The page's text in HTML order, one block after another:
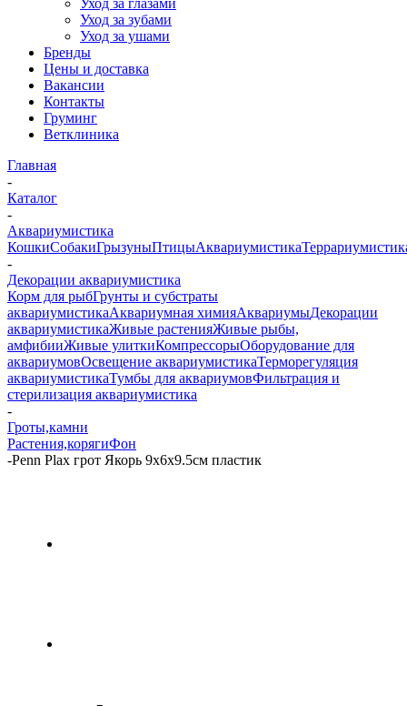
Уход за глазами
Уход за зубами
Уход за ушами
Бренды
Цены и доставка
Вакансии
Контакты
Груминг
Ветклиника
Главная
-
Каталог
-
Аквариумистика
КошкиСобакиГрызуныПтицыАквариумистика
-
Декорации аквариумистика
Корм для рыбГрунты и субстраты
аквариумистикаАквариумная химияАквариумыДекорации
аквариумистикаЖивые растенияЖивые рыбы,
амфибииЖивые улиткиКомпрессорыОборудование для
аквариумовОсвещение аквариумистикаТерморегуляция
аквариумистикаТумбы для аквариумовФильтрация и
стерилизация аквариумистика
-
Гроты,камни
Растения,корягиФон
-Penn Plax грот Якорь 9x6x9.5см пластик